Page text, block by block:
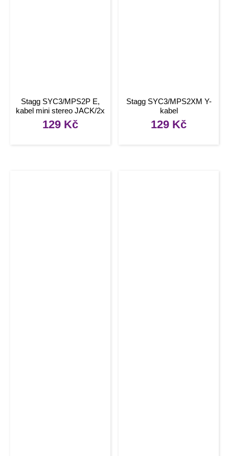
Stagg SYC3/MPS2P E,
kabel mini stereo JACK/2x
JACK, 3m
129 Kč
Stagg SYC3/MPS2XM Y-
kabel
129 Kč